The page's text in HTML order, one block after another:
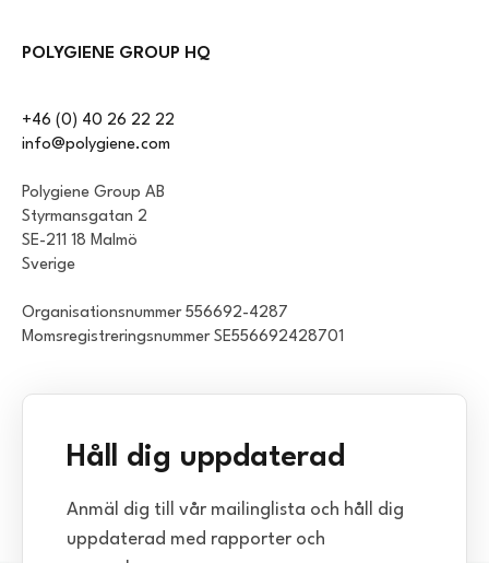
POLYGIENE GROUP HQ
+46 (0) 40 26 22 22
info@polygiene.com
Polygiene Group AB
Styrmansgatan 2
SE-211 18 Malmö
Sverige
Organisationsnummer 556692-4287
Momsregistreringsnummer SE556692428701
Håll dig uppdaterad
Anmäl dig till vår mailinglista och håll dig
uppdaterad med rapporter och